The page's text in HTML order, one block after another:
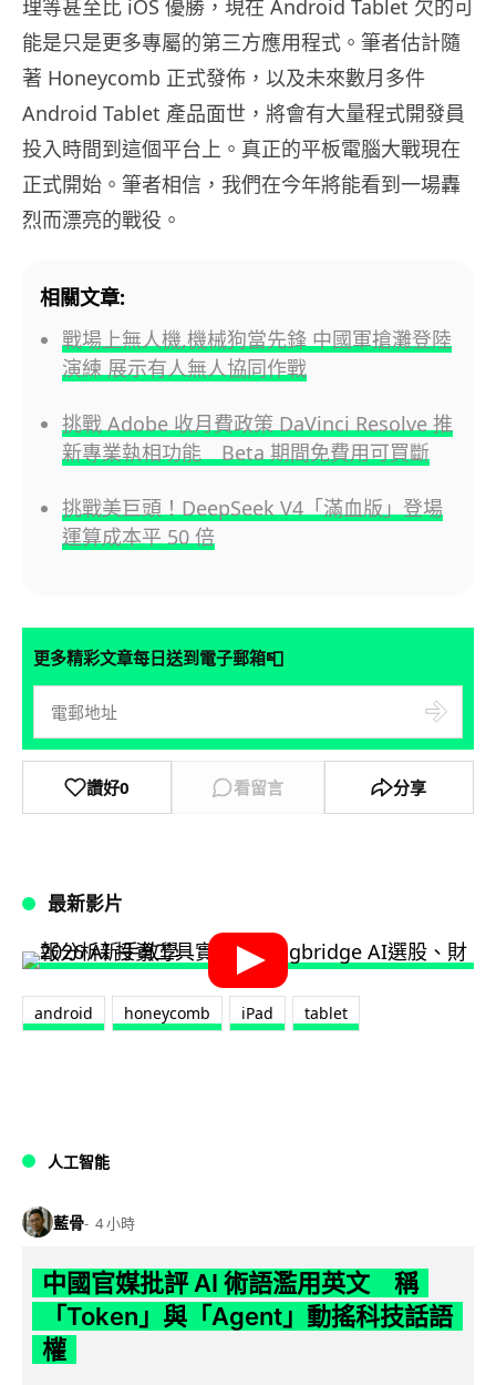
理等甚至比 iOS 優勝，現在 Android Tablet 欠的可
能是只是更多專屬的第三方應用程式。筆者估計隨
著 Honeycomb 正式發佈，以及未來數月多件
Android Tablet 產品面世，將會有大量程式開發員
投入時間到這個平台上。真正的平板電腦大戰現在
正式開始。筆者相信，我們在今年將能看到一場轟
烈而漂亮的戰役。
相關文章:
戰場上無人機,機械狗當先鋒 中國軍搶灘登陸
演練 展示有人無人協同作戰
挑戰 Adobe 收月費政策 DaVinci Resolve 推
新專業執相功能 Beta 期間免費用可買斷
挑戰美巨頭！DeepSeek V4「滿血版」登場
運算成本平 50 倍
更多精彩文章每日送到電子郵箱📮
讚好0 看留言 分享
最新影片
android honeycomb iPad tablet
人工智能
藍骨 4 小時
中國官媒批評 AI 術語濫用英文 稱
「Token」與「Agent」動搖科技話語
權